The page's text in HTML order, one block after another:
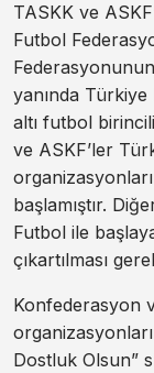
TASKK ve
Futbol
yanında
altı futbol
ve ASKF’ler
başlamıştır.
Futbol ile
çıkartılması
Konfederasyon
Dostluk Olsun”